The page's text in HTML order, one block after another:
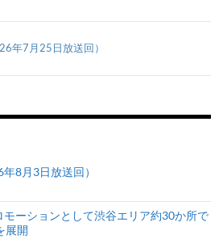
年7月25日放送回）
8月3日放送回）
ーションとして渋谷エリア約30か所で
展開